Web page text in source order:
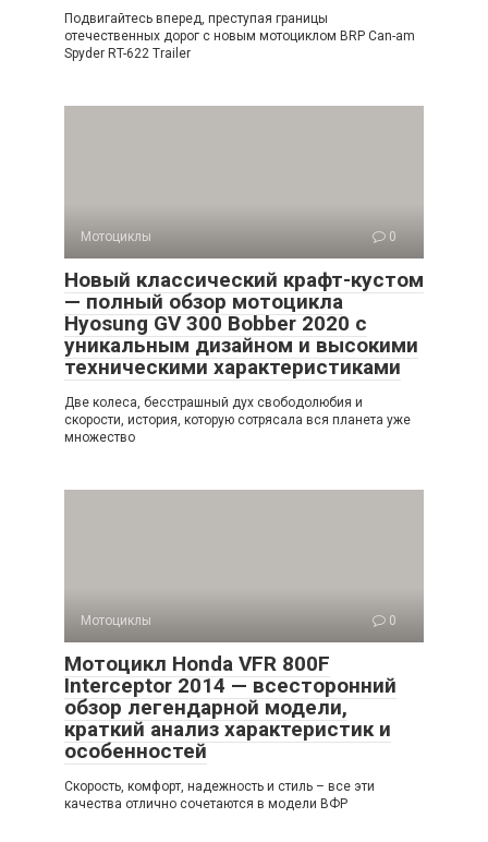
Подвигайтесь вперед, преступая границы
отечественных дорог с новым мотоциклом BRP Can-am
Spyder RT-622 Trailer
Мотоциклы 0
Новый классический крафт-кустом
— полный обзор мотоцикла
Hyosung GV 300 Bobber 2020 с
уникальным дизайном и высокими
техническими характеристиками
Две колеса, бесстрашный дух свободолюбия и
скорости, история, которую сотрясала вся планета уже
множество
Мотоциклы 0
Мотоцикл Honda VFR 800F
Interceptor 2014 — всесторонний
обзор легендарной модели,
краткий анализ характеристик и
особенностей
Скорость, комфорт, надежность и стиль – все эти
качества отлично сочетаются в модели ВФР